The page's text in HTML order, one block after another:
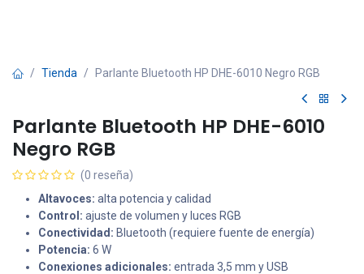
Tienda Parlante Bluetooth HP DHE-6010 Negro RGB
Parlante Bluetooth HP DHE-6010
Negro RGB
(0 reseña)
Altavoces: alta potencia y calidad
Control: ajuste de volumen y luces RGB
Conectividad: Bluetooth (requiere fuente de energía)
Potencia: 6 W
Conexiones adicionales: entrada 3,5 mm y USB